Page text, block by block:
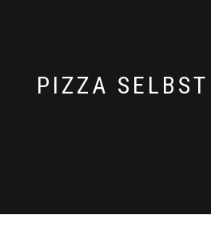
PIZZA